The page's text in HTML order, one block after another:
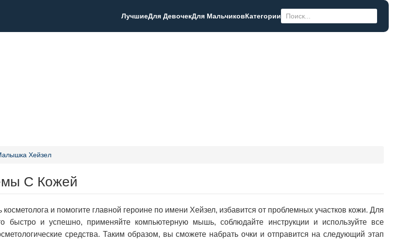
ЛучшиеДля ДевочекДля МальчиковКатегории
Хейзел
С Кожей
косметолога и помогите главной героине по имени Хейзел, избавится от проблемных участков кожи. Для
быстро и успешно, применяйте компьютерную мышь, соблюдайте инструкции и используйте все
средства. Таким образом, вы сможете набрать очки и отправится на следующий этап